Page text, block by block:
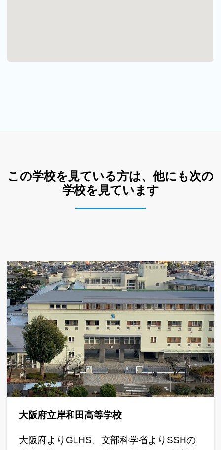
この学校を見ている方は、他にも次の
学校を見ています
大阪府立岸和田高等学校
大阪府よりGLHS、文部科学省よりSSHの